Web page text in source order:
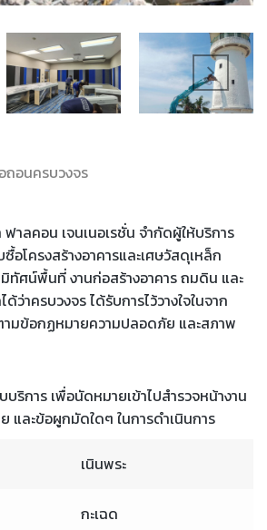
ถอนครบวงจร
าลคอน เจนเนอเรชั่น จำกัดผู้ให้บริการ
อโครงสร้างอาคารและเศษวัสดุเหล็ก
ทัศน์พื้นที่ งานก่อสร้างอาคาร ถมดิน และ
ว่าครบวงจร ได้รับการไว้วางใจในจาก
ามข้อกฏหมายความปลอดภัย และสภาพ
ริการ เพื่อนัดหมายเข้าไปสำรวจหน้างาน
และข้อผูกมัดใดๆ ในการดำเนินการ
เนินพระ
กะเฉด